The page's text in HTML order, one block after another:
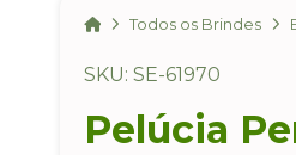
HomeTodos os Brindes
SKU: SE-61970
Pelúcia